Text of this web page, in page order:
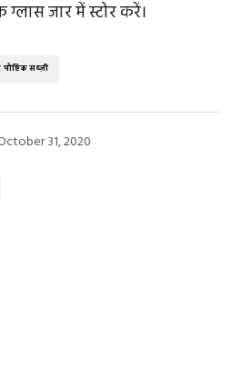
जार में स्टोर करें।
पौष्टिक सब्ज़ी
31, 2020